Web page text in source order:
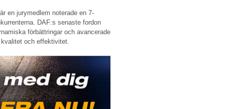
en jurymedlem noterade en 7-
DAF:s senaste fordon
förbättringar och avancerade
och effektivitet.